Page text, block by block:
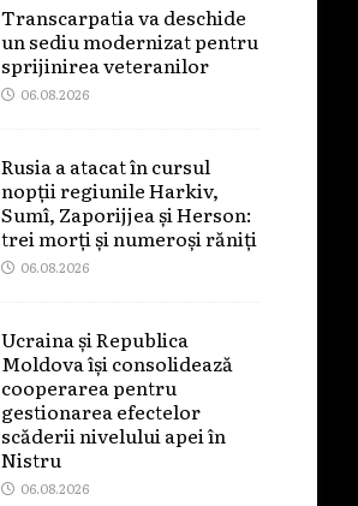
Transcarpatia va deschide
un sediu modernizat pentru
sprijinirea veteranilor
06.08.2026
Rusia a atacat în cursul
nopții regiunile Harkiv,
Sumî, Zaporijjea și Herson:
trei morți și numeroși răniți
06.08.2026
Ucraina și Republica
Moldova își consolidează
cooperarea pentru
gestionarea efectelor
scăderii nivelului apei în
Nistru
06.08.2026